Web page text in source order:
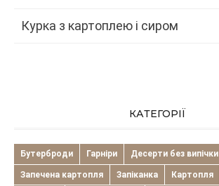
Курка з картоплею і сиром
КАТЕГОРІЇ
Бутерброди Гарніри Десерти без випічки
Запечена картопля Запіканка Картопля